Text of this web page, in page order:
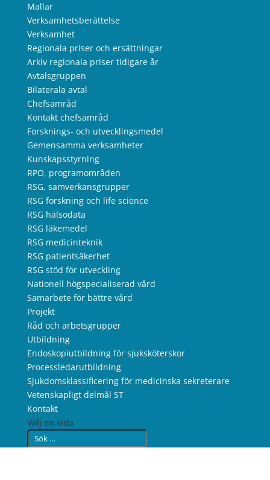
Mallar
Verksamhetsberättelse
Verksamhet
Regionala priser och ersättningar
Arkiv regionala priser tidigare år
Avtalsgruppen
Bilaterala avtal
Chefsamråd
Kontakt chefsamråd
Forsknings- och utvecklingsmedel
Gemensamma verksamheter
Kunskapsstyrning
RPO, programområden
RSG, samverkansgrupper
RSG forskning och life science
RSG hälsodata
RSG läkemedel
RSG medicinteknik
RSG patientsäkerhet
RSG stöd för utveckling
Nationell högspecialiserad vård
Samarbete för bättre vård
Projekt
Råd och arbetsgrupper
Utbildning
Endoskopiutbildning för sjuksköterskor
Processledarutbildning
Sjukdomsklassificering för medicinska sekreterare
Vetenskapligt delmål ST
Kontakt
Välj en sida